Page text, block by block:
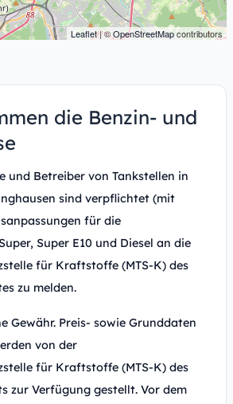
Leaflet| ©OpenStreetMapcontributors
die Benzin- und
und Betreiber von Tankstellen in
sind verpflichtet (mit
für die
Super E10 und Diesel an die
für Kraftstoffe (MTS-K) des
zu melden.
Gewähr. Preis- sowie Grunddaten
von der
für Kraftstoffe (MTS-K) des
zur Verfügung gestellt. Vor dem